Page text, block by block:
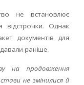
не встановлює
відстрочки. Однак
документів для
раніше.
на продовження
не змінилися й